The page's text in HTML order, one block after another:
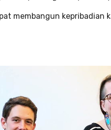
membangun kepribadian